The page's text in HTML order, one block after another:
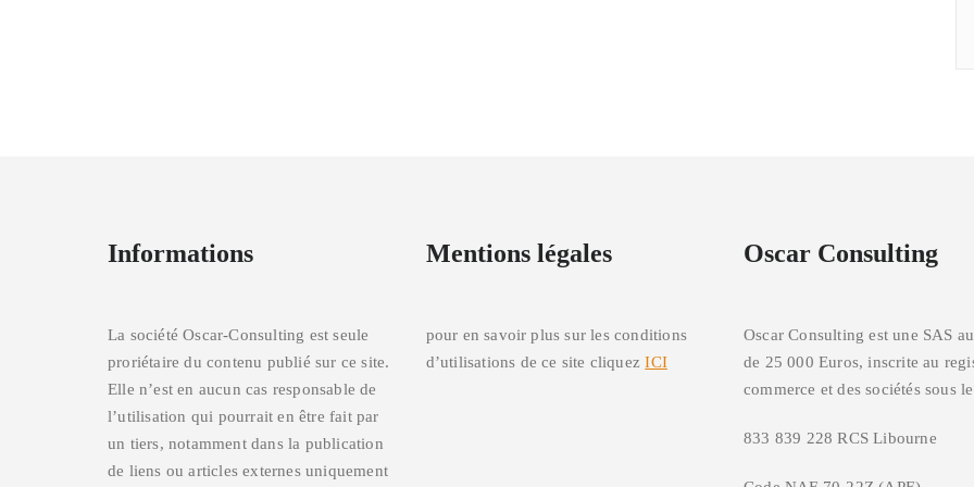
Informations
La société Oscar-Consulting est seule
proriétaire du contenu publié sur ce site.
Elle n’est en aucun cas responsable de
l’utilisation qui pourrait en être fait par
un tiers, notamment dans la publication
de liens ou articles externes uniquement
Mentions légales
pour en savoir plus sur les conditions
d’utilisations de ce site cliquezICI
Oscar Consulting
Oscar Consulting est une SAS
de 25 000 Euros, inscrite au
commerce et des sociétés sous
833 839 228 RCS Libourne